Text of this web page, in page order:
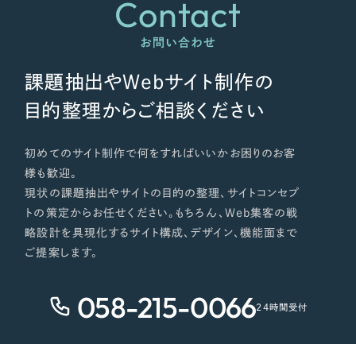
Contact
お問い合わせ
課題抽出やWebサイト制作の
目的整理からご相談ください
初めてのサイト制作で何をすればいいかお困りのお客
様も歓迎。
現状の課題抽出やサイトの目的の整理、サイトコンセプ
トの策定からお任せください。もちろん、Web集客の戦
略設計を具現化するサイト構成、デザイン、機能面まで
ご提案します。
058-215-006624時間受付